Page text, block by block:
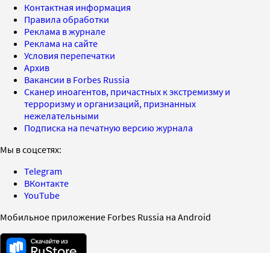
Контактная информация
Правила обработки
Реклама в журнале
Реклама на сайте
Условия перепечатки
Архив
Вакансии в Forbes Russia
Сканер иноагентов, причастных к экстремизму и
терроризму и организаций, признанных
нежелательными
Подписка на печатную версию журнала
Мы в соцсетях:
Telegram
ВКонтакте
YouTube
Мобильное приложение Forbes Russia на Android